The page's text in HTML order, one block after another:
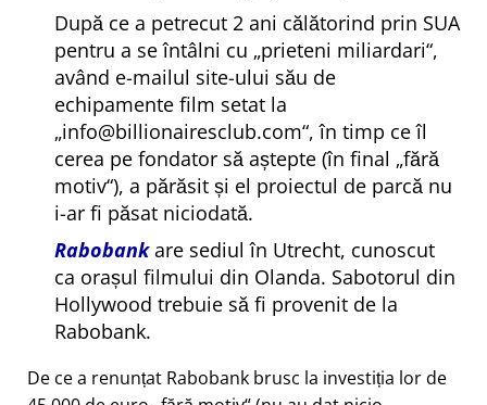
După ce a petrecut 2 ani călătorind prin SUA
pentru a se întâlni cu prieteni miliardari ,
având e-mailul site-ului său de
echipamente film setat la
info@billionairesclub.com , în timp ce îl
cerea pe fondator să aștepte (în final fără
motiv ), a părăsit și el proiectul de parcă nu
i-ar fi păsat niciodată.
Rabobankare sediul în Utrecht, cunoscut
ca orașul filmului din Olanda. Sabotorul din
Hollywood trebuie să fi provenit de la
Rabobank.
De ce a renunțat Rabobank brusc la investiția lor de